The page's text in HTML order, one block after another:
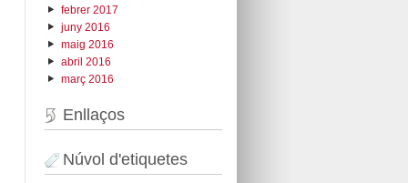
febrer 2017
juny 2016
maig 2016
abril 2016
març 2016
Enllaços
Núvol d'etiquetes